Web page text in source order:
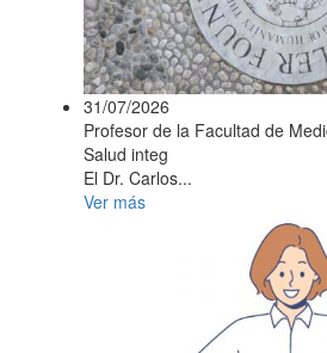
31/07/2026
Profesor de la Facultad de
Salud integ
El Dr. Carlos...
Ver más